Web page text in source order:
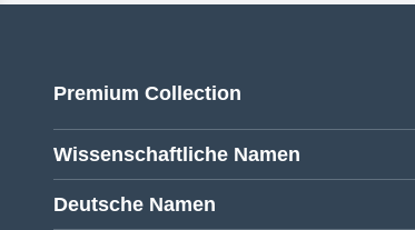
Premium Collection
Wissenschaftliche Namen
Deutsche Namen